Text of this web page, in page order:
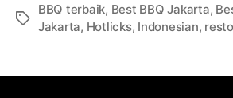
BBQ terbaik, Best BBQ Jakarta,
Jakarta, Hotlicks, Indonesian,